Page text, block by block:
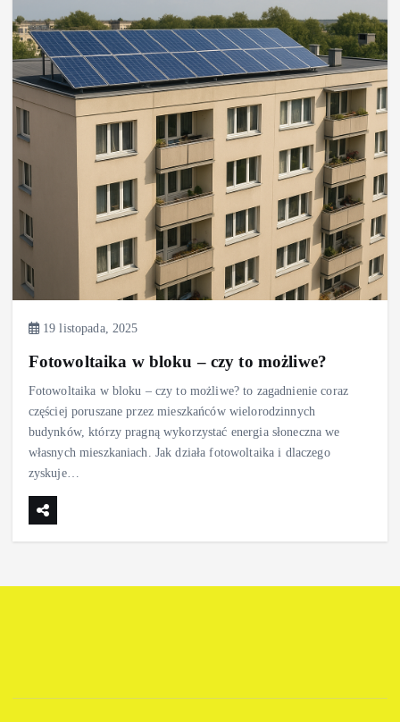
19 listopada, 2025
Fotowoltaika w bloku – czy to możliwe?
Fotowoltaika w bloku – czy to możliwe? to zagadnienie coraz
częściej poruszane przez mieszkańców wielorodzinnych
budynków, którzy pragną wykorzystać energia słoneczna we
własnych mieszkaniach. Jak działa fotowoltaika i dlaczego
zyskuje…